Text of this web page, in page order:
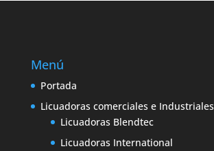
Menú
Portada
Licuadoras comerciales e Industriales
Licuadoras Blendtec
Licuadoras International